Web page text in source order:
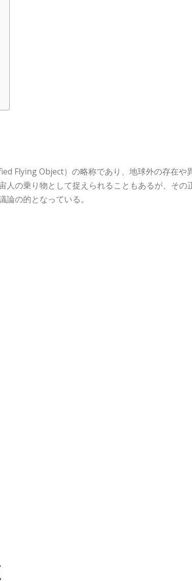
Flying Object）の略称であり、地球外の存在や
人の乗り物として捉えられることもあるが、その
の的となっている。